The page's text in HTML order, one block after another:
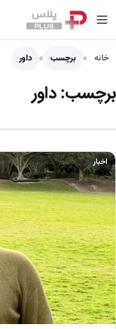
خانه برچسب داور
برچسب:داور
اخبار